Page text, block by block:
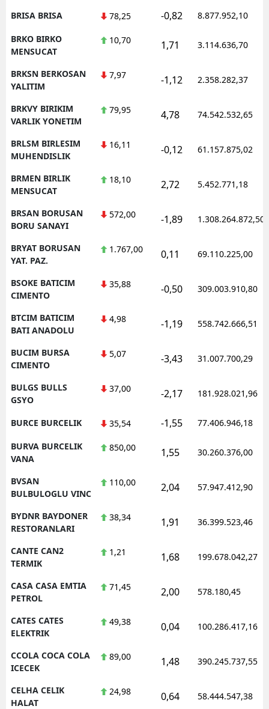
BRISA BRISA 78,25 -0,82 8.877.952,10
BRKO BIRKO
MENSUCAT
10,70 1,71 3.114.636,70
BRKSN BERKOSAN
YALITIM
7,97 -1,12 2.358.282,37
BRKVY BIRIKIM
VARLIK YONETIM
79,95 4,78 74.542.532,65
BRLSM BIRLESIM
MUHENDISLIK
16,11 -0,12 61.157.875,02
BRMEN BIRLIK
MENSUCAT
18,10 2,72 5.452.771,18
BRSAN BORUSAN
BORU SANAYI
572,00 -1,89 1.308.264.872,50
BRYAT BORUSAN
YAT. PAZ.
1.767,00 0,11 69.110.225,00
BSOKE BATICIM
CIMENTO
35,88 -0,50 309.003.910,80
BTCIM BATICIM
BATI ANADOLU
4,98 -1,19 558.742.666,51
BUCIM BURSA
CIMENTO
5,07 -3,43 31.007.700,29
BULGS BULLS
GSYO
37,00 -2,17 181.928.021,96
BURCE BURCELIK 35,54 -1,55 77.406.946,18
BURVA BURCELIK
VANA
850,00 1,55 30.260.376,00
BVSAN
BULBULOGLU VINC
110,00 2,04 57.947.412,90
BYDNR BAYDONER
RESTORANLARI
38,34 1,91 36.399.523,46
CANTE CAN2
TERMIK
1,21 1,68 199.678.042,27
CASA CASA EMTIA
PETROL
71,45 2,00 578.180,45
CATES CATES
ELEKTRIK
49,38 0,04 100.286.417,16
CCOLA COCA COLA
ICECEK
89,00 1,48 390.245.737,55
CELHA CELIK
HALAT
24,98 0,64 58.444.547,38